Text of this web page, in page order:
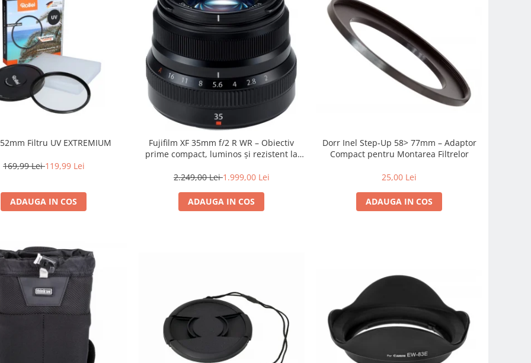
Filtru UV EXTREMIUM
169,99 Lei119,99 Lei
ADAUGA IN COS
Fujifilm XF 35mm f/2 R WR – Obiectiv
prime compact, luminos și rezistent la
2.249,00 Lei1.999,00 Lei
ADAUGA IN COS
Dorr Inel Step-Up 58> 77mm – Adaptor
Compact pentru Montarea Filtrelor
25,00 Lei
ADAUGA IN COS